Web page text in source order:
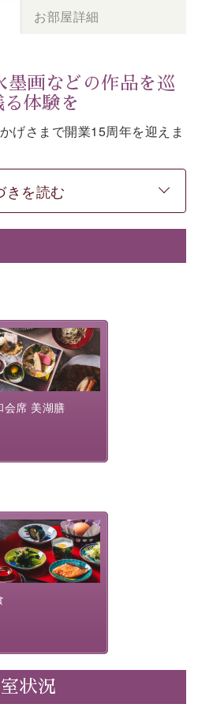
お部屋詳細
墨画などの作品を巡
る体験を
げさまで開業15周年を迎えま
て、1,500円分の館内利用券
念プランをご用意いたしまし
や水墨画などの意匠をしつら
す。
憶に残るひとときをお過ごし
み】----------
用が可能な上、 安心安全にご
1部屋につき1枚）
ナル【フォトフレームカー
き1枚）
参拝バス（事前予約制）
きを読む
会席 美湖膳
訪の地で特別を
料理長・神原 裕
た創作和会席で
訪湖の幸...
た和食膳に使わ
諏訪の名産品を
り入れ、安心・
た長野県産...
状況